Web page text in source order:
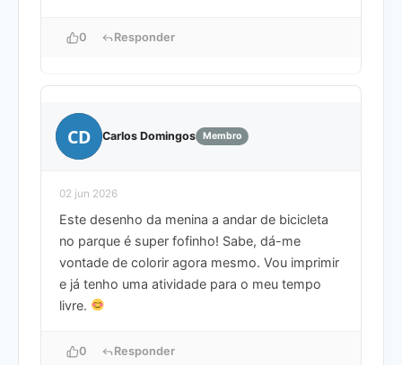
0 Responder
CD Carlos Domingos Membro
02 jun 2026
Este desenho da menina a andar de bicicleta
no parque é super fofinho! Sabe, dá-me
vontade de colorir agora mesmo. Vou imprimir
e já tenho uma atividade para o meu tempo
livre.
0 Responder